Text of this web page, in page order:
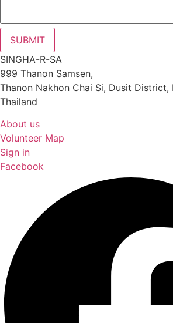
SUBMIT
SINGHA-R-SA
999 Thanon Samsen,
Thanon Nakhon Chai Si, Dusit District,
Thailand
About us
Volunteer Map
Sign in
Facebook